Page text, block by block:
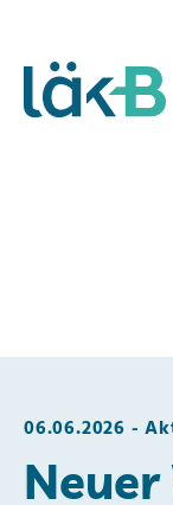
06.06.2026